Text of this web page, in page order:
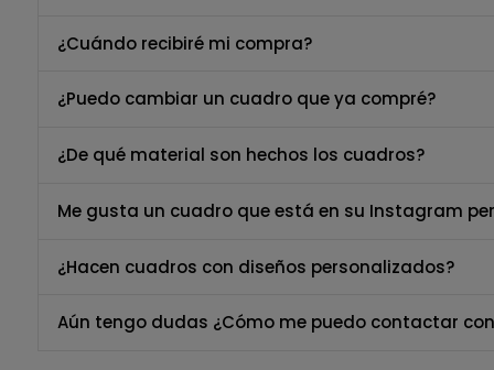
¿Cuándo recibiré mi compra?
¿Puedo cambiar un cuadro que ya compré?
¿De qué material son hechos los cuadros?
Me gusta un cuadro que está en su Instagram
¿Hacen cuadros con diseños personalizados?
Aún tengo dudas ¿Cómo me puedo contactar